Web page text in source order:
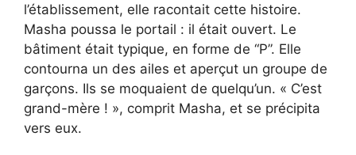
l’établissement, elle racontait cette histoire.
Masha poussa le portail : il était ouvert. Le
bâtiment était typique, en forme de “P”. Elle
contourna un des ailes et aperçut un groupe de
garçons. Ils se moquaient de quelqu’un. « C’est
grand-mère ! », comprit Masha, et se précipita
vers eux.